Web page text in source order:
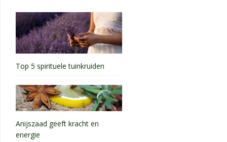
Top 5 spirituele tuinkruiden
Anijszaad geeft kracht en
energie